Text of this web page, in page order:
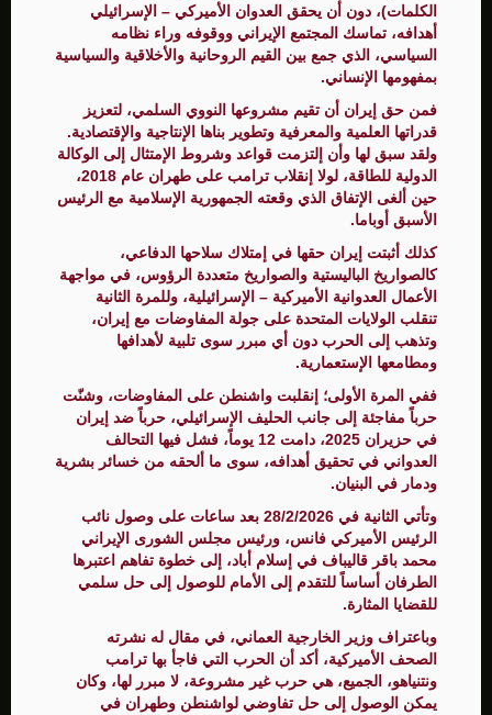
الكلمات)، دون أن يحقق العدوان الأميركي – الإسرائيلي
أهدافه، تماسك المجتمع الإيراني ووقوفه وراء نظامه
السياسي، الذي جمع بين القيم الروحانية والأخلاقية والسياسية
بمفهومها الإنساني.
فمن حق إيران أن تقيم مشروعها النووي السلمي، لتعزيز
قدراتها العلمية والمعرفية وتطوير بناها الإنتاجية والإقتصادية.
ولقد سبق لها وأن إلتزمت قواعد وشروط الإمتثال إلى الوكالة
الدولية للطاقة، لولا إنقلاب ترامب على طهران عام 2018،
حين ألغى الإتفاق الذي وقعته الجمهورية الإسلامية مع الرئيس
الأسبق أوباما.
كذلك أثبتت إيران حقها في إمتلاك سلاحها الدفاعي،
كالصواريخ الباليستية والصواريخ متعددة الرؤوس، في مواجهة
الأعمال العدوانية الأميركية – الإسرائيلية، وللمرة الثانية
تنقلب الولايات المتحدة على جولة المفاوضات مع إيران،
وتذهب إلى الحرب دون أي مبرر سوى تلبية لأهدافها
ومطامعها الإستعمارية.
ففي المرة الأولى؛ إنقلبت واشنطن على المفاوضات، وشنّت
حرباً مفاجئة إلى جانب الحليف الإسرائيلي، حرباً ضد إيران
في حزيران 2025، دامت 12 يوماً، فشل فيها التحالف
العدواني في تحقيق أهدافه، سوى ما ألحقه من خسائر بشرية
ودمار في البنيان.
وتأتي الثانية في 28/2/2026 بعد ساعات على وصول نائب
الرئيس الأميركي فانس، ورئيس مجلس الشورى الإيراني
محمد باقر قاليباف في إسلام أباد، إلى خطوة تفاهم اعتبرها
الطرفان أساساً للتقدم إلى الأمام للوصول إلى حل سلمي
للقضايا المثارة.
وباعتراف وزير الخارجية العماني، في مقال له نشرته
الصحف الأميركية، أكد أن الحرب التي فاجأ بها ترامب
ونتنياهو، الجميع، هي حرب غير مشروعة، لا مبرر لها، وكان
يمكن الوصول إلى حل تفاوضي لواشنطن وطهران في